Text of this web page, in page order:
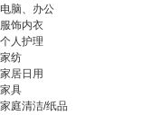
电脑、办公
服饰内衣
个人护理
家纺
家居日用
家具
家庭清洁/纸品